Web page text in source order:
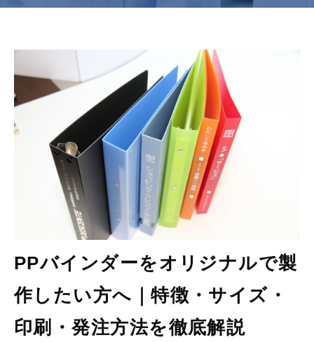
会社情報
PPバインダーをオリジナルで製
作したい方へ｜特徴・サイズ・
印刷・発注方法を徹底解説